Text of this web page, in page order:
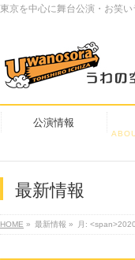
東京を中心に舞台公演・お笑
公演情報
最新情報
HOME » 最新情報 » 月: